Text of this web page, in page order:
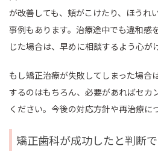
が改善しても、頬がこけたり、ほうれ
事例もあります。治療途中でも違和感
じた場合は、早めに相談するよう心が
もし矯正治療が失敗してしまった場合
するのはもちろん、必要があればセカ
ください。今後の対応方針や再治療に
矯正歯科が成功したと判断